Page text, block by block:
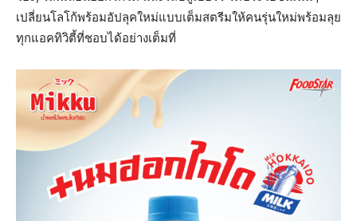
เปลี่ยนโลโก้พร้อมอัปลุคใหม่แบบเต็มสตรีมให้คนรุ่นใหม่พร้อมลุย
ทุกแอคทิวิตี้ที่ชอบได้อย่างเต็มที่